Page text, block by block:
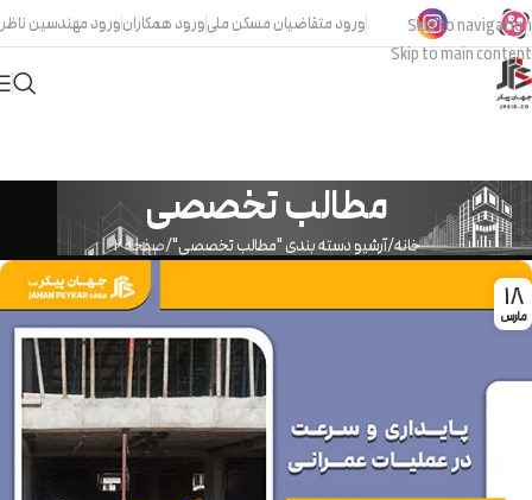
Skip to navigation
Skip to main content
ورود متقاضیان مسکن ملیورود همکارانورود مهندسین ناظر
مطالب تخصصی
خانه آرشیو دسته بندی "مطالب تخصصی" صفحه 2
18
مارس